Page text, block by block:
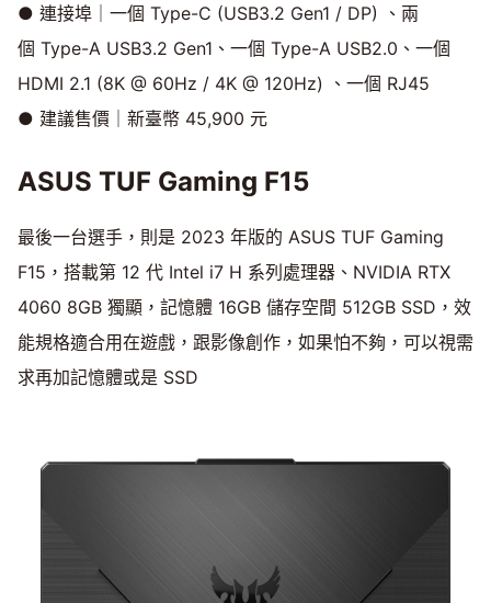
● 連接埠｜一個 Type-C (USB3.2 Gen1 / DP) 、兩
個 Type-A USB3.2 Gen1、一個 Type-A USB2.0、一個
HDMI 2.1 (8K @ 60Hz / 4K @ 120Hz) 、一個 RJ45
● 建議售價｜新臺幣 45,900 元
ASUS TUF Gaming F15
最後一台選手，則是 2023 年版的 ASUS TUF Gaming
F15，搭載第 12 代 Intel i7 H 系列處理器、NVIDIA RTX
4060 8GB 獨顯，記憶體 16GB 儲存空間 512GB SSD，效
能規格適合用在遊戲，跟影像創作，如果怕不夠，可以視需
求再加記憶體或是 SSD